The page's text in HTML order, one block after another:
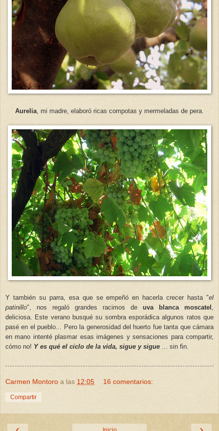
Aurelia , mi madre, elaboró ricas compotas y mermeladas de pera.
Y también su parra, esa que se empeñó en hacerla crecer hasta "el
patinillo", nos regaló grandes racimos de uva blanca moscatel
deliciosa. Este verano busqué su sombra esporádica algunos ratos que
pasé en el pueblo... Pero la generosidad del huerto fue tanta que cámara
en mano intenté plasmar esas imágenes y sensaciones para compartir,
cómo no! Y es qué el ciclo de la vida, sigue y sigue ... sin fin.
Carmen Montoro a las 12:05 16 comentarios:
Compartir